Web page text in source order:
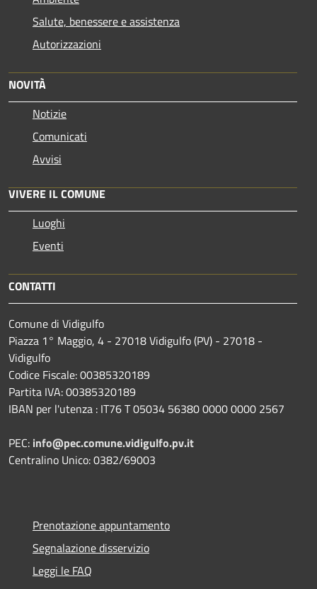
Salute, benessere e assistenza
Autorizzazioni
NOVITÀ
Notizie
Comunicati
Avvisi
VIVERE IL COMUNE
Luoghi
Eventi
CONTATTI
Comune di Vidigulfo
Piazza 1° Maggio, 4 - 27018 Vidigulfo (PV) - 27018 -
Vidigulfo
Codice Fiscale: 00385320189
Partita IVA: 00385320189
IBAN per l'utenza : IT76 T 05034 56380 0000 0000 2567
PEC: info@pec.comune.vidigulfo.pv.it
Centralino Unico: 0382/69003
Prenotazione appuntamento
Segnalazione disservizio
Leggi le FAQ